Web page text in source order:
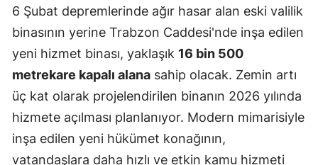
6 Şubat depremlerinde ağır hasar alan eski valilik
binasının yerine Trabzon Caddesi'nde inşa edilen
yeni hizmet binası, yaklaşık 16 bin 500
metrekare kapalı alana sahip olacak. Zemin artı
üç kat olarak projelendirilen binanın 2026 yılında
hizmete açılması planlanıyor. Modern mimarisiyle
inşa edilen yeni hükümet konağının,
vatandaşlara daha hızlı ve etkin kamu hizmeti